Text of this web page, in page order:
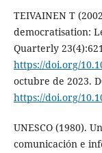
TEIVAINEN T
democratisation:
Quarterly
https://doi.org/
octubre de 2023.
https://doi.org/
UNESCO (1980).
comunicación e